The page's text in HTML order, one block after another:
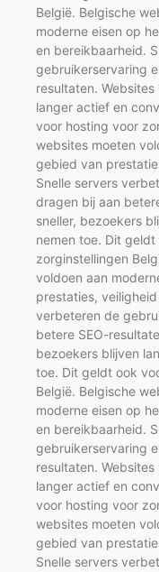
België. Belgische
moderne eisen op
en bereikbaarheid.
gebruikerservaring
resultaten.
langer actief en
voor hosting voor
websites moeten
gebied van
Snelle servers
dragen bij aan
sneller, bezoekers
nemen toe. Dit
zorginstellingen
voldoen aan
prestaties,
verbeteren de
betere SEO-
bezoekers blijven
toe. Dit geldt ook
België. Belgische
moderne eisen op
en bereikbaarheid.
gebruikerservaring
resultaten.
langer actief en
voor hosting voor
websites moeten
gebied van
Snelle servers